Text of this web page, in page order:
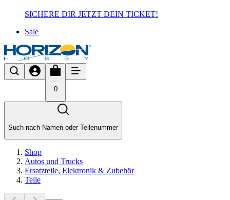
SICHERE DIR JETZT DEIN TICKET!
Sale
0
Such nach Namen oder Teilenummer
Shop
Autos und Trucks
Ersatzteile, Elektronik & Zubehör
Teile